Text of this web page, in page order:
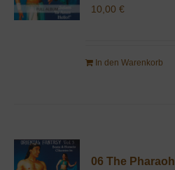
10,00 €
In den Warenkorb
06 The Pharaoh